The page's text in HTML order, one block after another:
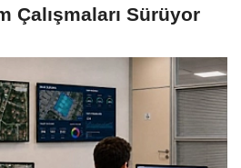
Çalışmaları Sürüyor